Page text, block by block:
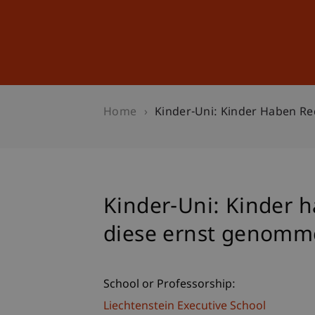
Home Kinder-Uni: Kinder Haben
Kinder-Uni: Kinder
diese ernst
School or Professorship:
Liechtenstein Executive School